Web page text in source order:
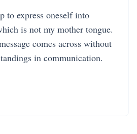
to express oneself into
is not my mother tongue.
comes across without
in communication.